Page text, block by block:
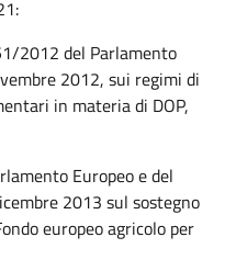
2012 del Parlamento
2012, sui regimi di
in materia di DOP,
Europeo e del
2013 sul sostegno
europeo agricolo per